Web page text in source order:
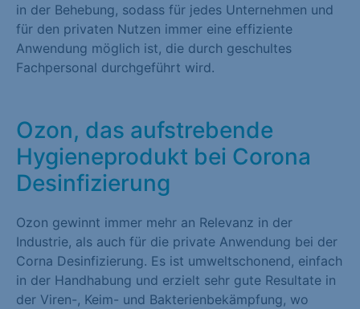
in der Behebung, sodass für jedes Unternehmen und
für den privaten Nutzen immer eine effiziente
Anwendung möglich ist, die durch geschultes
Fachpersonal durchgeführt wird.
Ozon, das aufstrebende
Hygieneprodukt bei Corona
Desinfizierung
Ozon gewinnt immer mehr an Relevanz in der
Industrie, als auch für die private Anwendung bei der
Corna Desinfizierung. Es ist umweltschonend, einfach
in der Handhabung und erzielt sehr gute Resultate in
der Viren-, Keim- und Bakterienbekämpfung, wo
Cookie-Informationen anzeigen
Statistiken (1)
unsere Website nutzen. Statistik Cookies erfassen Informationen
anonym. Diese Informationen helfen uns zu verstehen, wie
unsere Besucher unsere Website nutzen.
Cookie-Informationen anzeigen
Marketing (1)
Marketing-Cookies werden von Drittanbietern oder Publishern
verwendet, um personalisierte Werbung anzuzeigen. Sie tun
dies, indem sie Besucher über Websites hinweg verfolgen.